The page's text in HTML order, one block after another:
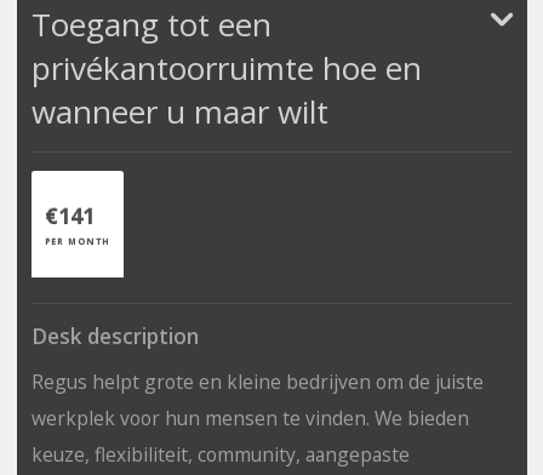
Toegang tot een
privékantoorruimte hoe en
wanneer u maar wilt
€141
PER MONTH
Desk description
Regus helpt grote en kleine bedrijven om de juiste
werkplek voor hun mensen te vinden. We bieden
keuze, flexibiliteit, community, aangepaste